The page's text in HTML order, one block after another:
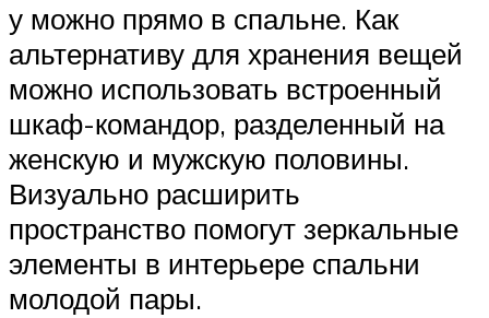
у можно прямо в спальне. Как
альтернативу для хранения вещей
можно использовать встроенный
шкаф-командор, разделенный на
женскую и мужскую половины.
Визуально расширить
пространство помогут зеркальные
элементы в интерьере спальни
молодой пары.